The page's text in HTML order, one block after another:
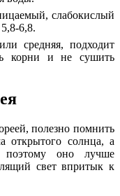
слабокислый
6,8.
средняя, подходит
корни и не сушить
полезно помнить
открытого солнца, а
поэтому оно лучше
свет впритык к